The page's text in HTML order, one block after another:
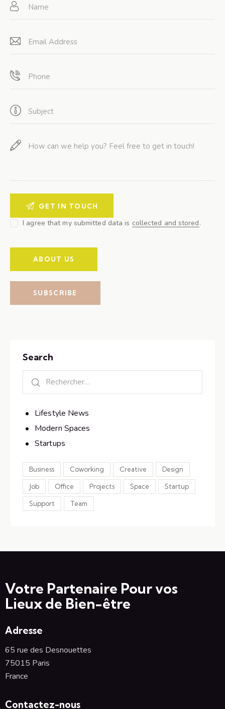
I agree that my submitted data is collected and stored.
ABOUT US
SUBSCRIBE
Search
Lifestyle News
Modern Spaces
Startups
Business Coworking Creative Design
Job Office Projects Space Startup
Support Team
Votre Partenaire Pour vos
Lieux de Bien-être
Adresse
65 rue des Desnouettes
75015 Paris
France
Contactez-nous